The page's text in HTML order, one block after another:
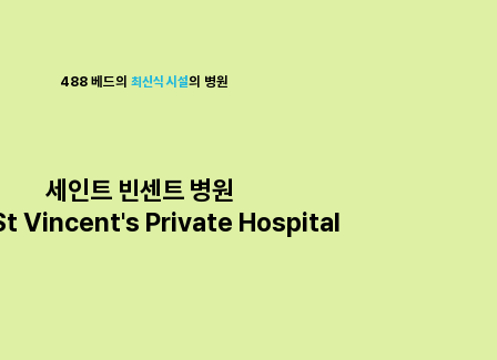
488 베드의최신식 시설의 병원
세인트 빈센트 병원
Vincent's Private Hospital